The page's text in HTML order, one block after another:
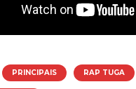
PRINCIPAIS RAP TUGA